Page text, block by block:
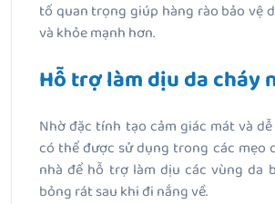
tố quan trọng giúp hàng rào bảo vệ
và khỏe mạnh hơn.
Hỗ trợ làm dịu da cháy
Nhờ đặc tính tạo cảm giác mát và
có thể được sử dụng trong các mẹo
nhà để hỗ trợ làm dịu các vùng da
bỏng rát sau khi đi nắng về.